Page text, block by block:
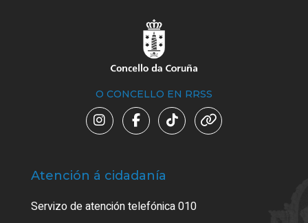
O CONCELLO EN RRSS
Atención á cidadanía
Servizo de atención telefónica 010